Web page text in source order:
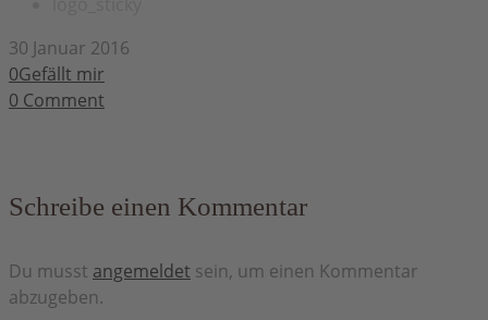
30 Januar 2016
0Gefällt mir
0 Comment
Schreibe einen Kommentar
Du musst angemeldet sein, um einen Kommentar
abzugeben.